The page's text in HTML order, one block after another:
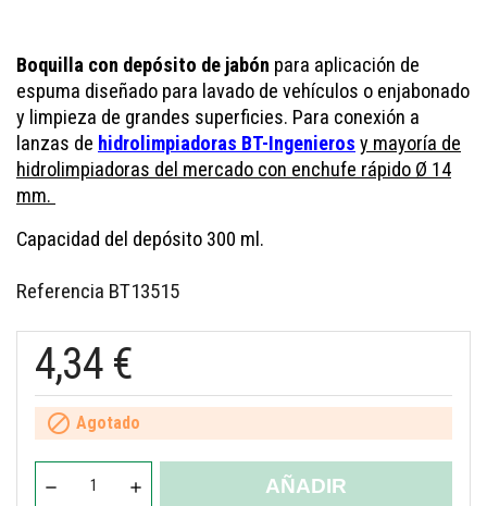
Boquilla con depósito de jabón para aplicación de
espuma diseñado para lavado de vehículos o enjabonado
y limpieza de grandes superficies. Para conexión a
lanzas de hidrolimpiadoras BT-Ingenieros y mayoría de
hidrolimpiadoras del mercado con enchufe rápido Ø 14
mm.
Capacidad del depósito 300 ml.
Referencia BT13515
4,34 €
 Agotado
AÑADIR